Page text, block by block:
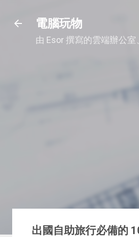
電腦玩物
由 Esor 撰寫的雲端辦公
出國自助旅行必備的